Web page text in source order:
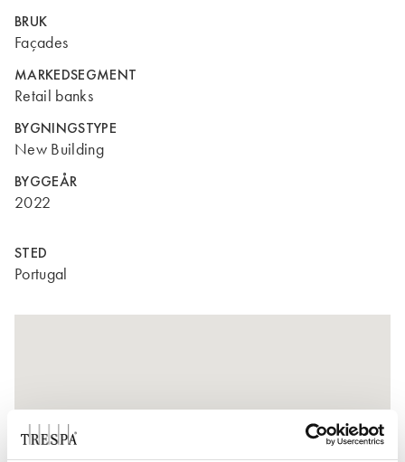
BRUK
Façades
MARKEDSEGMENT
Retail banks
BYGNINGSTYPE
New Building
BYGGEÅR
2022
STED
Portugal